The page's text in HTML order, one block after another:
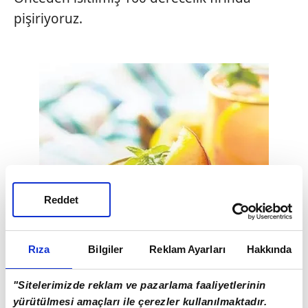
Rıza Bilgiler Reklam Ayarları Hakkında
"Sitelerimizde reklam ve pazarlama faaliyetlerinin
yürütülmesi amaçları ile çerezler kullanılmaktadır.
Reddet
pişiriyoruz.